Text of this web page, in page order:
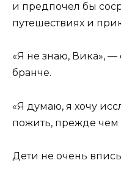
и предпочел бы
путешествиях и
«Я не знаю, Вика»,
бранче.
«Я думаю, я хочу
пожить, прежде чем
Дети не очень